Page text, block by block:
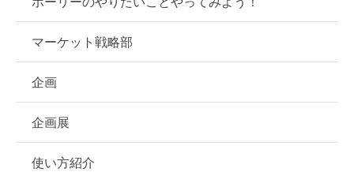
マーケット戦略部
企画
企画展
使い方紹介